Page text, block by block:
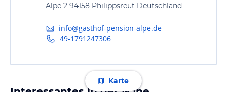
Alpe 2 94158 Philippsreut Deutschland
info@gasthof-pension-alpe.de
49-1791247306
Karte